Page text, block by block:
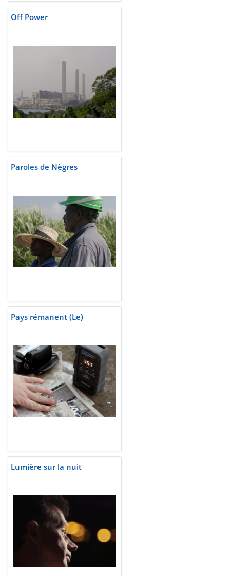
Off Power
Paroles de Nègres
Pays rémanent (Le)
Lumière sur la nuit